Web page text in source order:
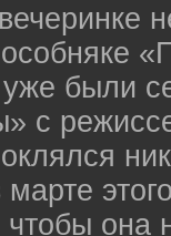
были
с
чтобы она